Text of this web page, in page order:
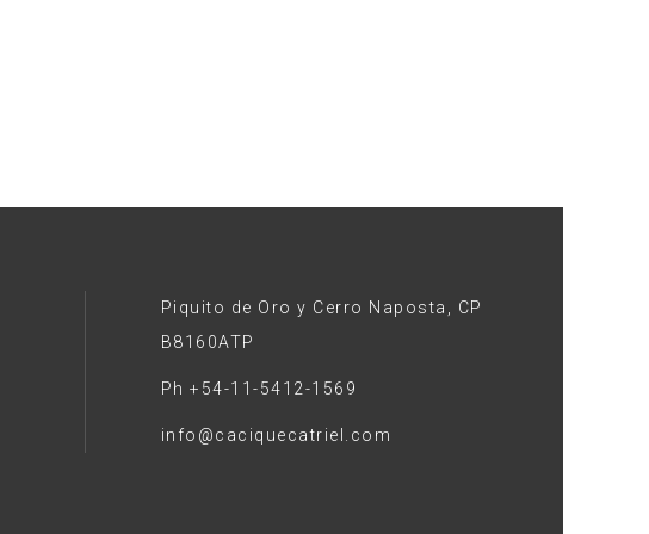
Piquito de Oro y Cerro Naposta, CP
B8160ATP
Ph +54-11-5412-1569
info@caciquecatriel.com